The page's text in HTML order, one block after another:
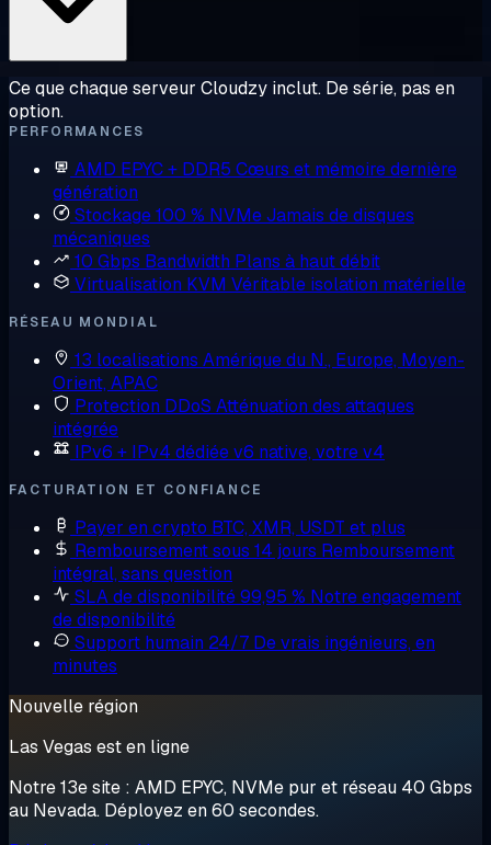
Ce que chaque serveur Cloudzy inclut. De série, pas en
option.
PERFORMANCES
AMD EPYC + DDR5 Cœurs et mémoire dernière
génération
Stockage 100 % NVMeJamais de disques
mécaniques
10 Gbps Bandwidth Plans à haut débit
Virtualisation KVM Véritable isolation matérielle
RÉSEAU MONDIAL
13 localisations Amérique du N., Europe, Moyen-
Orient, APAC
Protection DDoS Atténuation des attaques
intégrée
IPv6 + IPv4 dédiéev6 native, votre v4
FACTURATION ET CONFIANCE
Payer en crypto BTC, XMR, USDT et plus
Remboursement sous 14 jours Remboursement
intégral, sans question
SLA de disponibilité 99,95 % Notre engagement
de disponibilité
Support humain 24/7 De vrais ingénieurs, en
minutes
Nouvelle région
Las Vegas est en ligne
Notre 13e site : AMD EPYC, NVMe pur et réseau 40 Gbps
au Nevada. Déployez en 60 secondes.